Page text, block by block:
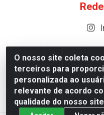
O nosso site coleta
terceiros para
personalizada ao
relevante de acordo
qualidade do nosso
Distribuidora de
km 87 - Industrial,